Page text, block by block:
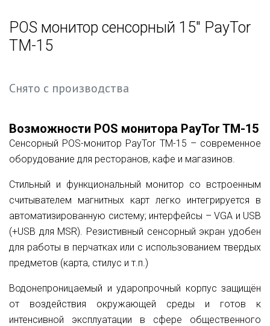
POS монитор сенсорный 15" PayTor
TM-15
Снято с производства
Возможности POS монитора PayTor TM-15
Сенсорный POS-монитор PayTor TM-15 – современное
оборудование для ресторанов, кафе и магазинов.
Стильный и функциональный монитор со встроенным
считывателем магнитных карт легко интегрируется в
автоматизированную систему; интерфейсы – VGA и USB
(+USB для MSR). Резистивный сенсорный экран удобен
для работы в перчатках или с использованием твердых
предметов (карта, стилус и т.п.)
Водонепроницаемый и ударопрочный корпус защищён
от воздействия окружающей среды и готов к
интенсивной эксплуатации в сфере общественного